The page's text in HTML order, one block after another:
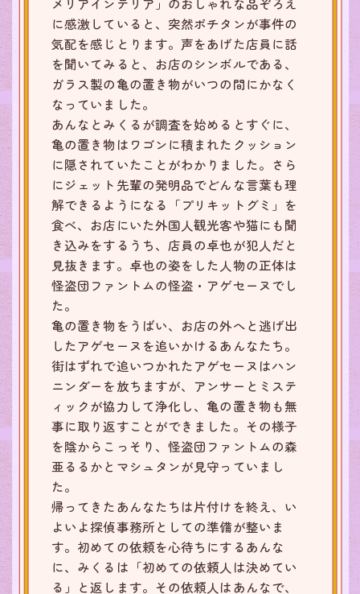
に感激していると、突然ポチタンが事件の
気配を感じとります。声をあげた店員に話
を聞いてみると、お店のシンボルである、
ガラス製の亀の置き物がいつの間にかなく
なっていました。
あんなとみくるが調査を始めるとすぐに、
亀の置き物はワゴンに積まれたクッション
に隠されていたことがわかりました。さら
にジェット先輩の発明品でどんな言葉も理
解できるようになる「プリキットグミ」を
食べ、お店にいた外国人観光客や猫にも聞
き込みをするうち、店員の卓也が犯人だと
見抜きます。卓也の姿をした人物の正体は
怪盗団ファントムの怪盗・アゲセーヌでし
た。
亀の置き物をうばい、お店の外へと逃げ出
したアゲセーヌを追いかけるあんなたち。
街はずれで追いつかれたアゲセーヌはハン
ニンダーを放ちますが、アンサーとミステ
ィックが協力して浄化し、亀の置き物も無
事に取り返すことができました。その様子
を陰からこっそり、怪盗団ファントムの森
亜るるかとマシュタンが見守っていまし
た。
帰ってきたあんなたちは片付けを終え、い
よいよ探偵事務所としての準備が整いま
す。初めての依頼を心待ちにするあんな
に、みくるは「初めての依頼人は決めてい
る」と返します。その依頼人はあんなで、